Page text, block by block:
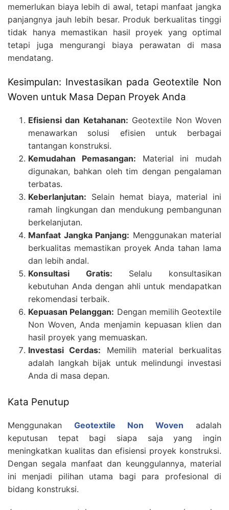
memerlukan biaya lebih di awal, tetapi manfaat jangka
panjangnya jauh lebih besar. Produk berkualitas tinggi
tidak hanya memastikan hasil proyek yang optimal
tetapi juga mengurangi biaya perawatan di masa
mendatang.
Kesimpulan: Investasikan pada Geotextile Non
Woven untuk Masa Depan Proyek Anda
Efisiensi dan Ketahanan: Geotextile Non Woven
menawarkan solusi efisien untuk berbagai
tantangan konstruksi.
Kemudahan Pemasangan: Material ini mudah
digunakan, bahkan oleh tim dengan pengalaman
terbatas.
Keberlanjutan: Selain hemat biaya, material ini
ramah lingkungan dan mendukung pembangunan
berkelanjutan.
Manfaat Jangka Panjang: Menggunakan material
berkualitas memastikan proyek Anda tahan lama
dan lebih andal.
Konsultasi Gratis: Selalu konsultasikan
kebutuhan Anda dengan ahli untuk mendapatkan
rekomendasi terbaik.
Kepuasan Pelanggan: Dengan memilih Geotextile
Non Woven, Anda menjamin kepuasan klien dan
hasil proyek yang memuaskan.
Investasi Cerdas: Memilih material berkualitas
adalah langkah bijak untuk melindungi investasi
Anda di masa depan.
Kata Penutup
Menggunakan Geotextile Non Woven adalah
keputusan tepat bagi siapa saja yang ingin
meningkatkan kualitas dan efisiensi proyek konstruksi.
Dengan segala manfaat dan keunggulannya, material
ini menjadi pilihan utama bagi para profesional di
bidang konstruksi.